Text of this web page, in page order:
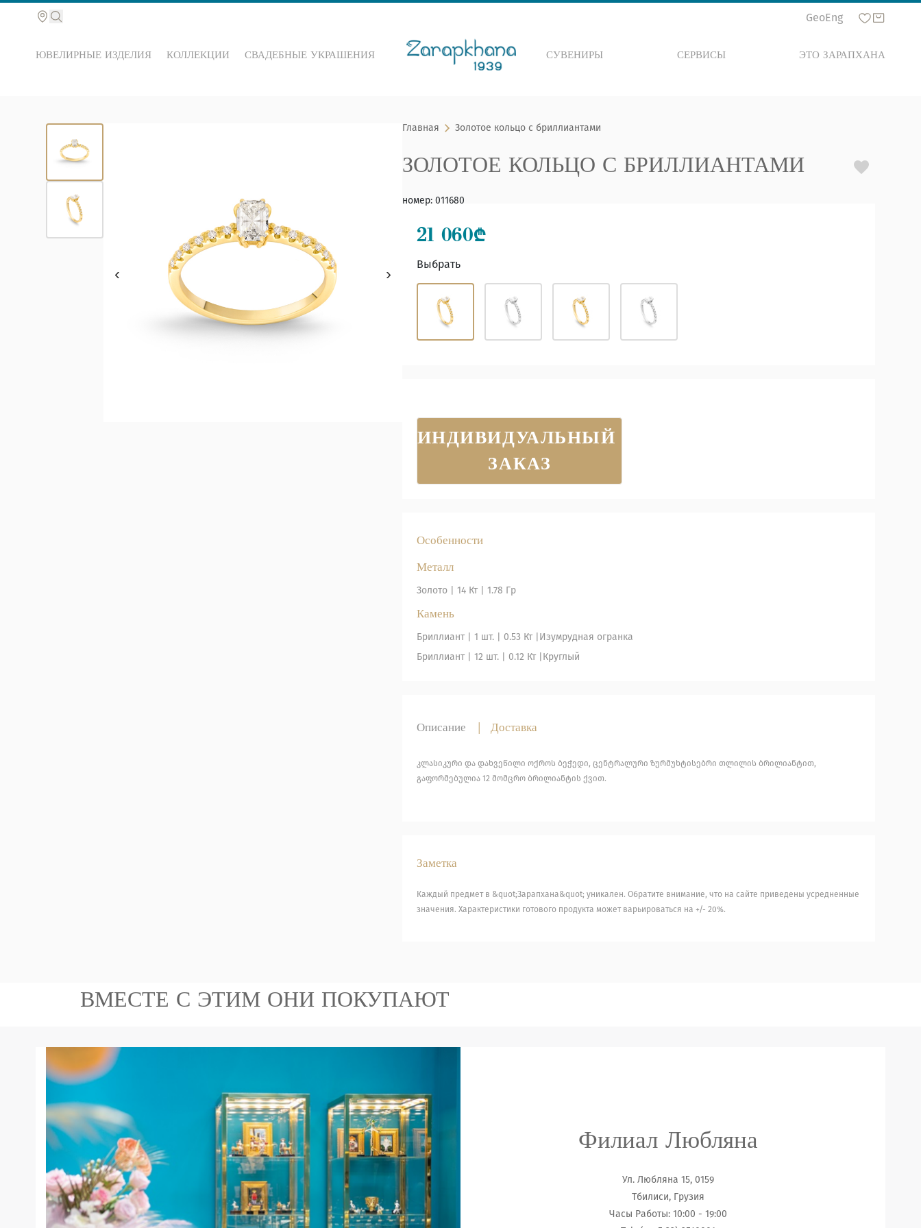
GeoEng
ЮВЕЛИРНЫЕ ИЗДЕЛИЯ КОЛЛЕКЦИИ СВАДЕБНЫЕ УКРАШЕНИЯ СУВЕНИРЫ СЕРВИСЫ ЭТО ЗАРАПХАНА
Главная Золотое кольцо с бриллиантами
ЗОЛОТОЕ КОЛЬЦО С БРИЛЛИАНТАМИ
номер:011680
21 060₾
Выбрать
ИНДИВИДУАЛЬНЫЙ
ЗАКАЗ
Особенности
Металл
Золото 14 Кт |1.78 Гр
Камень
Бриллиант| 1 шт. | 0.53 Кт | Изумрудная огранка
Бриллиант| 12 шт. | 0.12 Кт | Круглый
Описание Доставка
კლასიკური და დახვეწილი ოქროს ბეჭედი, ცენტრალური ზურმუხტისებრი თლილის ბრილიანტით,
გაფორმებულია 12 მომცრო ბრილიანტის ქვით.
Заметка
Каждый предмет в &quot;Зарапхана&quot; уникален. Обратите внимание, что на сайте приведены усредненные
значения. Характеристики готового продукта может варьироваться на +/- 20%.
ВМЕСТЕ С ЭТИМ ОНИ ПОКУПАЮТ
Золотое кольцо с
бриллиантами
5 150.00
Золотое кольцо с
бриллиантами
4 950.00
₾
На заказ Филиал Любляна
Ул. Любляна 15, 0159
Тбилиси, Грузия
Часы Работы: 10:00 - 19:00